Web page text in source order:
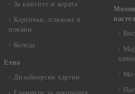
За книгите и хората
Картички, пликове и
покани
Коледа
Етно
Дизайнерски хартии